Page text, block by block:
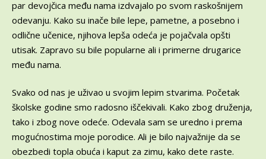
par devojčica među nama izdvajalo po svom raskošnijem
odevanju. Kako su inače bile lepe, pametne, a posebno i
odlične učenice, njihova lepša odeća je pojačvala opšti
utisak. Zapravo su bile popularne ali i primerne drugarice
među nama.
Svako od nas je uživao u svojim lepim stvarima. Početak
školske godine smo radosno iščekivali. Kako zbog druženja,
tako i zbog nove odeće. Odevala sam se uredno i prema
mogućnostima moje porodice. Ali je bilo najvažnije da se
obezbedi topla obuća i kaput za zimu, kako dete raste.